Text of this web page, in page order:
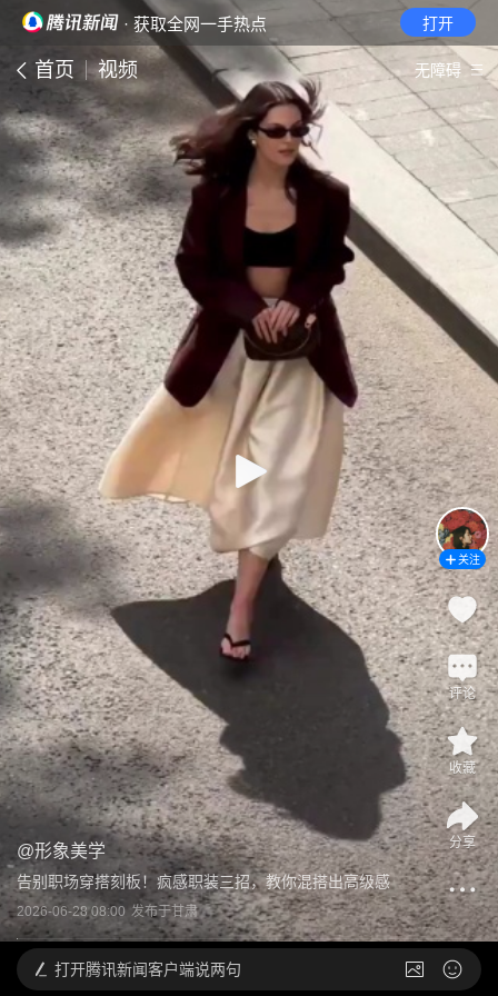
· 获取全网一手热点 打开
首页 视频 无障碍
@形象美学
告别职场穿搭刻板！疯感职装三招，教你混搭出高级感
2026-06-28 08:00 发布于甘肃
关注
评论
收藏
分享
打开腾讯新闻客户端说两句